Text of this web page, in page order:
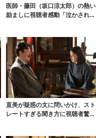
医師・藤田（坂口涼太郎）の熱い
励ましに視聴者感動「泣かされる
直美が疑惑の文に問いかけ、スト
レートすぎる聞き方に視聴者驚き